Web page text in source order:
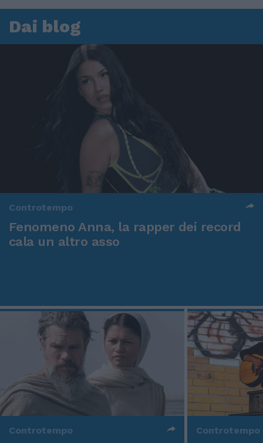
Dai blog
Controtempo
Fenomeno Anna, la rapper dei record
cala un altro asso
Controtempo Controtempo